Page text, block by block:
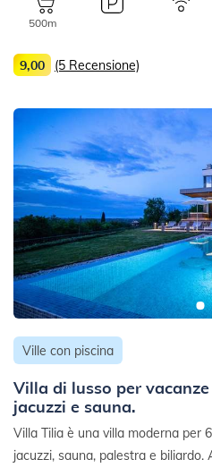
500m
9,00 (5 Recensione)
Ville con piscina
Villa di lusso per
jacuzzi e sauna.
Villa Tilia è una villa moderna per
jacuzzi, sauna, palestra e biliardo.